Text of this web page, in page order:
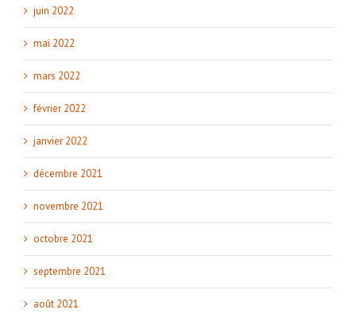
juin 2022
mai 2022
mars 2022
février 2022
janvier 2022
décembre 2021
novembre 2021
octobre 2021
septembre 2021
août 2021